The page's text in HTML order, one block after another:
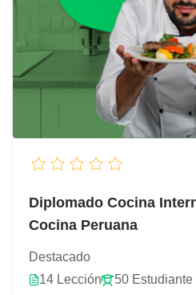
Diplomado Cocina
Cocina Peruana
Destacado
14 Lección
50 Estudiante